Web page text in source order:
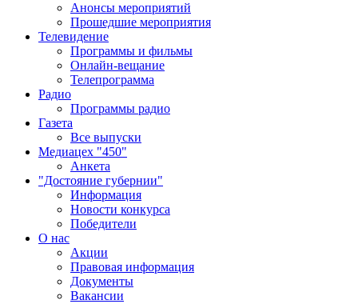
Анонсы мероприятий
Прошедшие мероприятия
Телевидение
Программы и фильмы
Онлайн-вещание
Телепрограмма
Радио
Программы радио
Газета
Все выпуски
Медиацех "450"
Анкета
"Достояние губернии"
Информация
Новости конкурса
Победители
О нас
Акции
Правовая информация
Документы
Вакансии